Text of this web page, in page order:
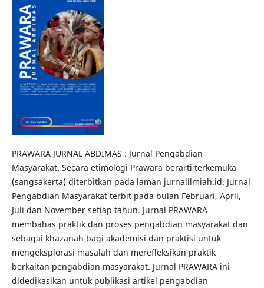
PRAWARA JURNAL ABDIMAS : Jurnal Pengabdian
Masyarakat. Secara etimologi Prawara berarti terkemuka
(sangsakerta) diterbitkan pada laman jurnalilmiah.id. Jurnal
Pengabdian Masyarakat terbit pada bulan Februari, April,
Juli dan November setiap tahun. Jurnal PRAWARA
membahas praktik dan proses pengabdian masyarakat dan
sebagai khazanah bagi akademisi dan praktisi untuk
mengeksplorasi masalah dan merefleksikan praktik
berkaitan pengabdian masyarakat. Jurnal PRAWARA ini
didedikasikan untuk publikasi artikel pengabdian